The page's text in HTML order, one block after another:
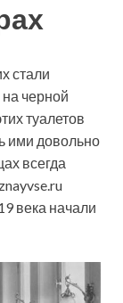
стали
черной
туалетов
ими довольно
всегда
века начали